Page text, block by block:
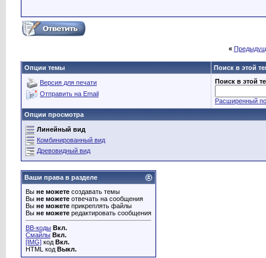
«
Опции темы Поиск в этой
Версия для печати
Отправить на Email
Поиск в этой
Расширенный
Опции просмотра
Линейный вид
Комбинированный вид
Древовидный вид
Ваши права в разделе
Вы не можете создавать темы
Вы не можете отвечать на сообщения
Вы не можете прикреплять файлы
Вы не можете редактировать сообщения
BB-коды Вкл.
Смайлы Вкл.
[IMG] код Вкл.
HTML код Выкл.